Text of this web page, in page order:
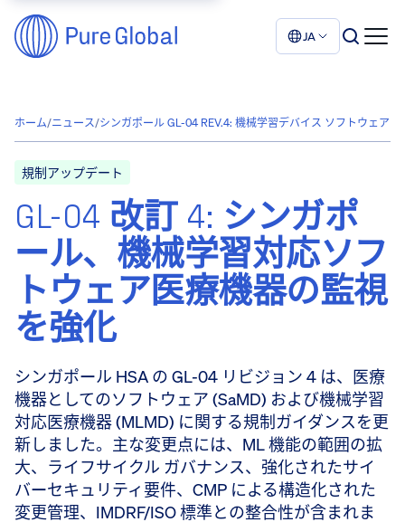
JA
ホーム/ニュース/シンガポール GL-04 REV.4: 機械学習デバイス ソフトウェア
規制アップデート
GL-04 改訂 4: シンガポ
ール、機械学習対応ソフ
トウェア医療機器の監視
を強化
シンガポール HSA の GL-04 リビジョン 4 は、医療
機器としてのソフトウェア (SaMD) および機械学習
対応医療機器 (MLMD) に関する規制ガイダンスを更
新しました。主な変更点には、ML 機能の範囲の拡
大、ライフサイクル ガバナンス、強化されたサイ
バーセキュリティ要件、CMP による構造化された
変更管理、IMDRF/ISO 標準との整合性が含まれま